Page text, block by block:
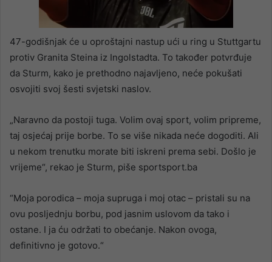
47-godišnjak će u oproštajni nastup ući u ring u Stuttgartu
protiv Granita Steina iz Ingolstadta. To također potvrđuje
da Sturm, kako je prethodno najavljeno, neće pokušati
osvojiti svoj šesti svjetski naslov.
„Naravno da postoji tuga. Volim ovaj sport, volim pripreme,
taj osjećaj prije borbe. To se više nikada neće dogoditi. Ali
u nekom trenutku morate biti iskreni prema sebi. Došlo je
vrijeme“, rekao je Sturm, piše sportsport.ba
“Moja porodica – moja supruga i moj otac – pristali su na
ovu posljednju borbu, pod jasnim uslovom da tako i
ostane. I ja ću održati to obećanje. Nakon ovoga,
definitivno je gotovo.“